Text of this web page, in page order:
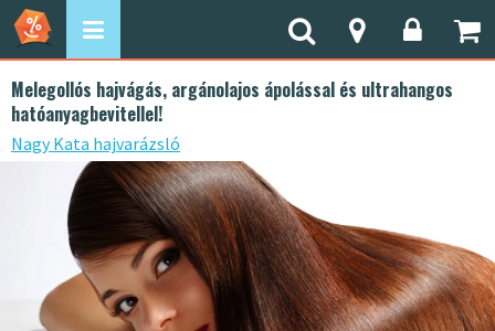
Melegollós hajvágás, argánolajos ápolással és ultrahangos
hatóanyagbevitellel!
Nagy Kata hajvarázsló